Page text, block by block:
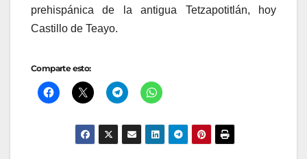
prehispánica de la antigua Tetzapotitlán, hoy
Castillo de Teayo.
Comparte esto: